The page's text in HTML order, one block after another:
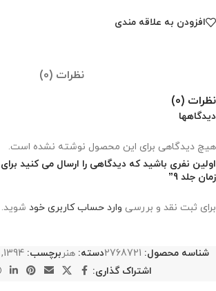
افزودن به علاقه مندی
نظرات (0)
نظرات (0)
دیدگاهها
هیچ دیدگاهی برای این محصول نوشته نشده است.
اولین نفری باشید که دیدگاهی را ارسال می کنید برای
زمان جلد 9”
برای ثبت نقد و بررسی وارد حساب کاربری خود شوید.
شناسه محصول: 2768721دسته: هنربرچسب: 1394
,
اشتراک گذاری: